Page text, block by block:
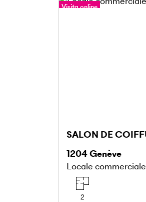
Visita online
1204Genève
Locale commerciale
2